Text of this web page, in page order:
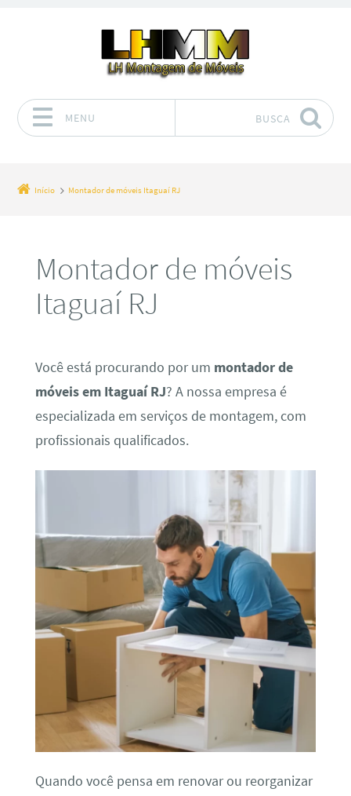
MENU BUSCA
Início Montador de móveis Itaguaí RJ
Montador de móveis
Itaguaí RJ
Você está procurando por um montador de
móveis em Itaguaí RJ? A nossa empresa é
especializada em serviços de montagem, com
profissionais qualificados.
Quando você pensa em renovar ou reorganizar